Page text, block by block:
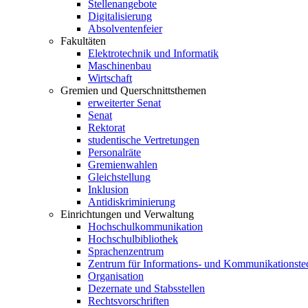
Stellenangebote
Digitalisierung
Absolventenfeier
Fakultäten
Elektrotechnik und Informatik
Maschinenbau
Wirtschaft
Gremien und Querschnittsthemen
erweiterter Senat
Senat
Rektorat
studentische Vertretungen
Personalräte
Gremienwahlen
Gleichstellung
Inklusion
Antidiskriminierung
Einrichtungen und Verwaltung
Hochschulkommunikation
Hochschulbibliothek
Sprachenzentrum
Zentrum für Informations- und
Organisation
Dezernate und Stabsstellen
Rechtsvorschriften